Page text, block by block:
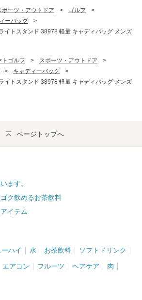
ポーツ・アウトドア > ゴルフ
>
ーバッグ
>
イトスタンド 38978 軽量 キャディバッグ メンズ
トゴルフ > スポーツ・アウトドア
>
> キャディーバッグ
>
イトスタンド 38978 軽量 キャディバッグ メンズ
ページトップへ
ます。
ク飲めるお茶飲料
イテム
ハイ 水 お茶飲料 ソフトドリンク
エアコン フルーツ ヘアケア 肉